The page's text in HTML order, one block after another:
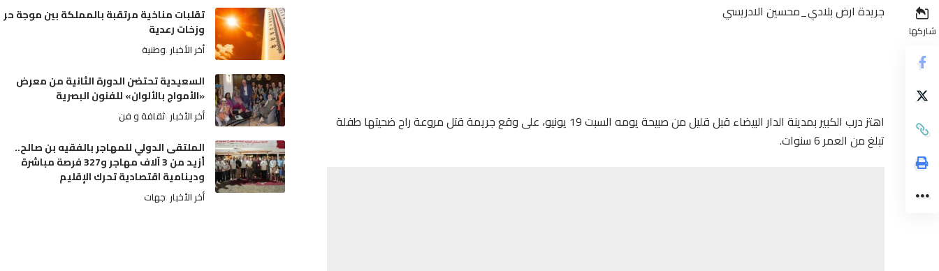
شاركها
جريدة ارض بلادي_محسين الادريسي
اهتز درب الكبير بمدينة الدار البيضاء قبل قليل من صبيحة يومه السبت 19 يونيو، على وقع جريمة قتل مروعة راح ضحيتها طفلة
تبلغ من العمر 6 سنوات.
تقلبات مناخية مرتقبة بالمملكة بين موجة حر
وزخات رعدية
أخر الأخبار وطنية
السعيدية تحتضن الدورة الثانية من معرض
«الأمواج بالألوان» للفنون البصرية
أخر الأخبار ثقافة و فن
الملتقى الدولي للمهاجر بالفقيه بن صالح..
أزيد من 3 آلاف مهاجر و327 فرصة مباشرة
ودينامية اقتصادية تحرك الإقليم
أخر الأخبار جهات